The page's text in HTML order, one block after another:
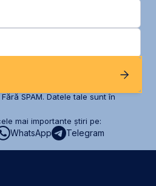
SPAM. Datele tale sunt în
mai importante știri pe:
WhatsApp Telegram